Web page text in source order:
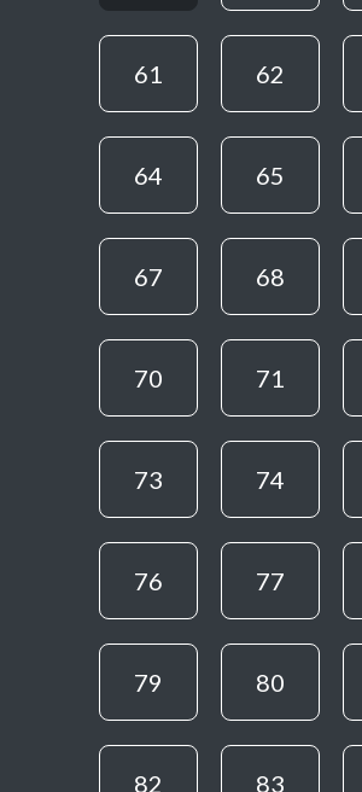
61 62
64 65
67 68
70 71
73 74
76 77
79 80
82 83